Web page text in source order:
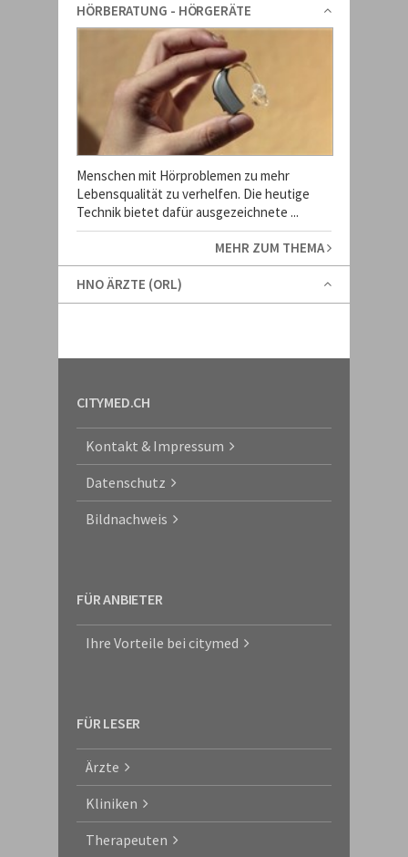
HÖRBERATUNG - HÖRGERÄTE
Menschen mit Hörproblemen zu mehr
Lebensqualität zu verhelfen. Die heutige
Technik bietet dafür ausgezeichnete ...
MEHR ZUM THEMA
HNO ÄRZTE (ORL)
CITYMED.CH
Kontakt & Impressum
Datenschutz
Bildnachweis
FÜR ANBIETER
Ihre Vorteile bei citymed
FÜR LESER
Ärzte
Kliniken
Therapeuten